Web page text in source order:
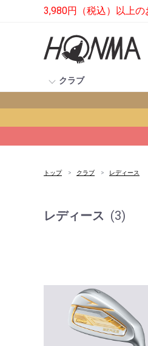
3,980円（税込）以上の
クラブ
トップ クラブ レディース
レディース (3)